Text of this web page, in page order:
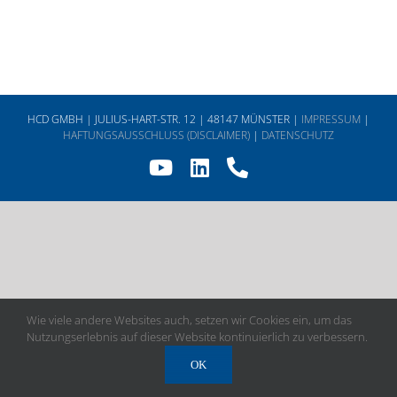
HCD GMBH | JULIUS-HART-STR. 12 | 48147 MÜNSTER | IMPRESSUM |
HAFTUNGSAUSSCHLUSS (DISCLAIMER) | DATENSCHUTZ
YouTube
LinkedInTelefon
Wie viele andere Websites auch, setzen wir Cookies ein, um das
Nutzungserlebnis auf dieser Website kontinuierlich zu verbessern.
OK